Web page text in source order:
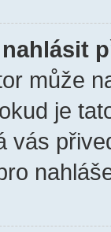
může
je
vás